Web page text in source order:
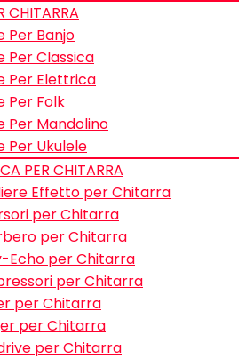
CHITARRA
Per Banjo
Per Classica
Per Elettrica
Per Folk
Per Mandolino
Per Ukulele
PER CHITARRA
Effetto per Chitarra
per Chitarra
per Chitarra
Echo per Chitarra
per Chitarra
per Chitarra
per Chitarra
per Chitarra